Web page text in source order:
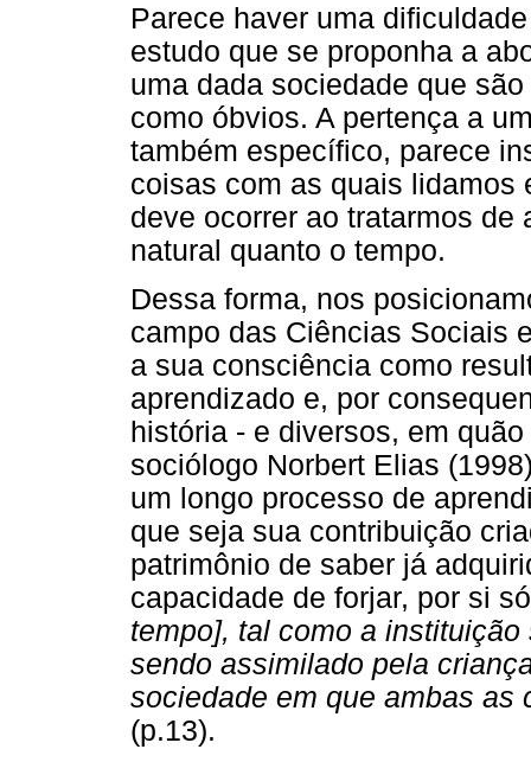
Parece haver uma
estudo que se proponha a
uma dada sociedade que
como óbvios. A pertença a
também específico, parece
coisas com as quais lidamos
deve ocorrer ao tratarmos de
natural quanto o tempo.
Dessa forma, nos
campo das Ciências Sociais
a sua consciência como
aprendizado e, por
história - e diversos, em
sociólogo Norbert Elias
um longo processo de
que seja sua contribuição
patrimônio de saber já
capacidade de forjar, por si
tempo], tal como a
sendo assimilado pela
sociedade em que ambas as
(p.13).